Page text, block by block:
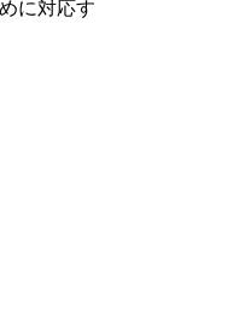
に対応す